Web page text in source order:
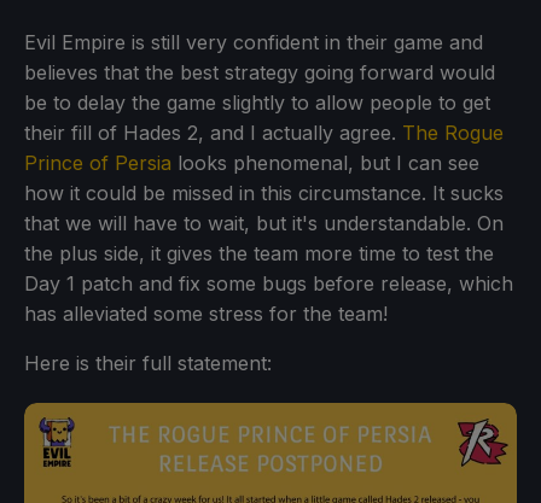
Evil Empire is still very confident in their game and
believes that the best strategy going forward would
be to delay the game slightly to allow people to get
their fill of Hades 2, and I actually agree. The Rogue
Prince of Persia looks phenomenal, but I can see
how it could be missed in this circumstance. It sucks
that we will have to wait, but it's understandable. On
the plus side, it gives the team more time to test the
Day 1 patch and fix some bugs before release, which
has alleviated some stress for the team!
Here is their full statement: